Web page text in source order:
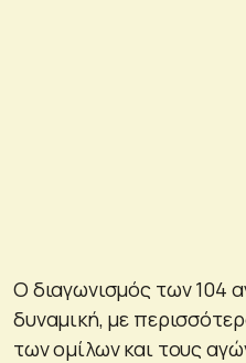
Ο διαγωνισμός των 104
δυναμική, με
των ομίλων και τους